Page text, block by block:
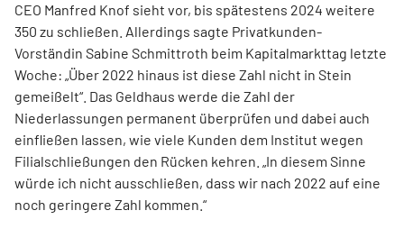
CEO Manfred Knof sieht vor, bis spätestens 2024 weitere
350 zu schließen. Allerdings sagte Privatkunden-
Vorständin Sabine Schmittroth beim Kapitalmarkttag letzte
Woche: „Über 2022 hinaus ist diese Zahl nicht in Stein
gemeißelt“. Das Geldhaus werde die Zahl der
Niederlassungen permanent überprüfen und dabei auch
einfließen lassen, wie viele Kunden dem Institut wegen
Filialschließungen den Rücken kehren. „In diesem Sinne
würde ich nicht ausschließen, dass wir nach 2022 auf eine
noch geringere Zahl kommen.“